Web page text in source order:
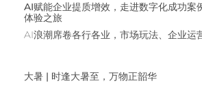
AI赋能企业提质增效，走进数字化成功
体验之旅
AI浪潮席卷各行各业，市场玩法、企业运
大暑 | 时逢大暑至，万物正韶华